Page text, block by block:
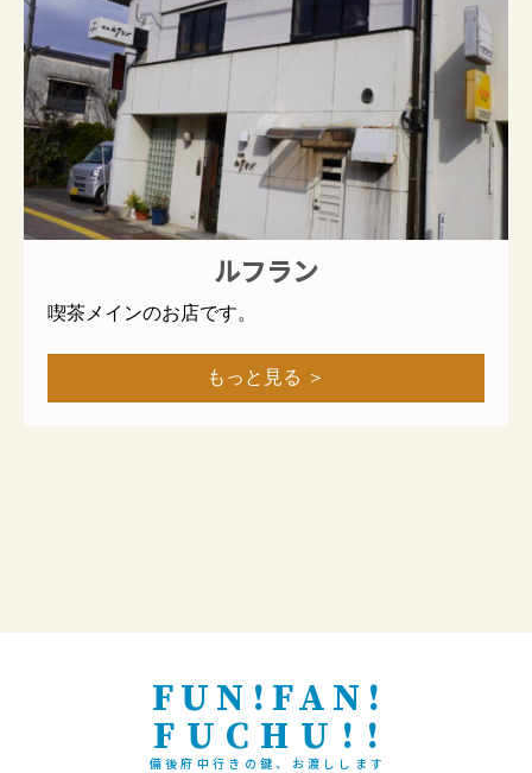
ルフラン
喫茶メインのお店です。
もっと見る ＞
FUN!FAN!
FUCHU!!
備後府中行きの鍵、お渡しします